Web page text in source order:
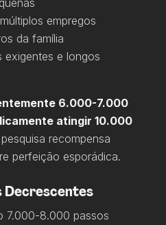
empregos
da família
exigentes e longos
6.000-7.000
atingir 10.000
recompensa
perfeição esporádica.
Decrescentes
7.000-8.000 passos